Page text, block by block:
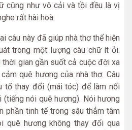
cũng như vô cải và tồi đều là vị
rất hài hoà.
câu này đã giúp nhà thơ thể hiện
trong một lượng câu chữ ít ỏi.
thời gian gần suốt cả cuộc đời xa
quê hương của nhà thơ. Câu
tố thay đổi (mái tóc) để làm nổi
nói quê hương). Nói hương
phần tinh tế trong sâu thẳm tâm
quê hương không thay đổi qua